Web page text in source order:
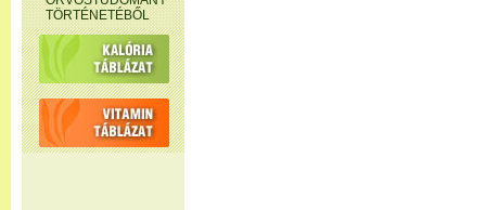
TÖRTÉNETÉBŐL